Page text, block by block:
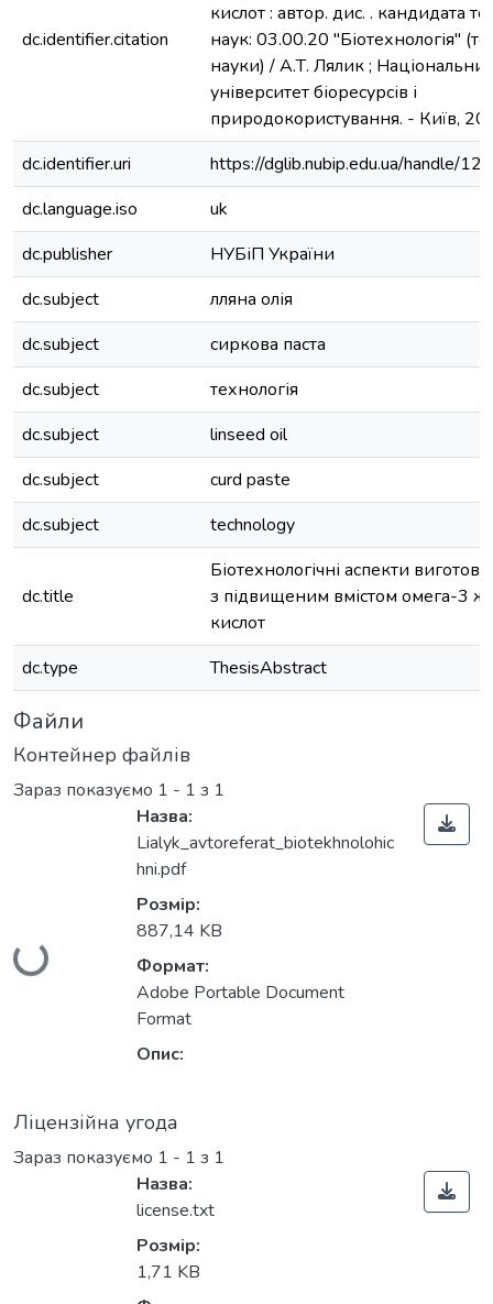
dc.identifier.citation
кислот : автор. дис. . кандидата
наук: 03.00.20 "Біотехнологія"
науки) / А.Т. Лялик ;
університет біоресурсів і
природокористування. - Київ,
dc.identifier.uri
https://dglib.nubip.edu.ua/handle/
dc.language.iso
uk
dc.publisher
НУБіП України
dc.subject
лляна олія
dc.subject
сиркова паста
dc.subject
технологія
dc.subject
linseed oil
dc.subject
curd paste
dc.subject
technology
dc.title
Біотехнологічні аспекти
з підвищеним вмістом омега-3
кислот
dc.type
ThesisAbstract
Файли
Контейнер файлів
Зараз показуємо 1 - 1 з 1
Вантажиться...
Назва:
Lialyk_avtoreferat_biotekhnolohic
hni.pdf
Розмір:
887,14 KB
Формат:
Adobe Portable Document
Format
Опис:
Ліцензійна угода
Зараз показуємо 1 - 1 з 1
Назва:
license.txt
Розмір:
1,71 KB